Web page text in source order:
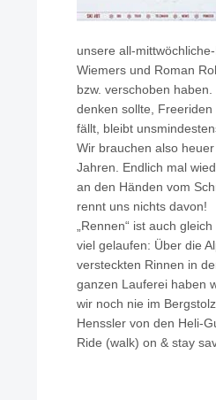
unsere all-
Wiemers und Roman
bzw. verschoben
denken sollte,
fällt, bleibt
Wir brauchen also
Jahren. Endlich mal
an den Händen vom
rennt uns nichts davon!
„Rennen“ ist auch
viel gelaufen: Über die
versteckten Rinnen in
ganzen Lauferei haben
wir noch nie im
Henssler von den Heli-
Ride (walk) on & stay